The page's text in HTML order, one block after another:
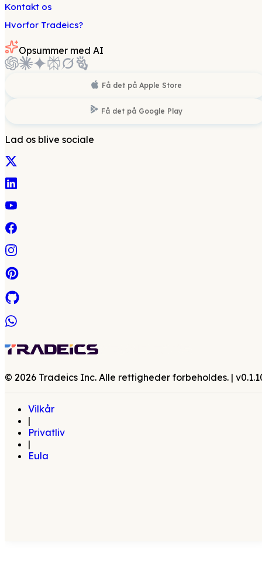
Kontakt os
Hvorfor Tradeics?
Opsummer med AI
Få det på Apple Store
Få det på Google Play
Lad os blive sociale
© 2026 Tradeics Inc. Alle rettigheder forbeholdes. | v
Vilkår
|
Privatliv
|
Eula